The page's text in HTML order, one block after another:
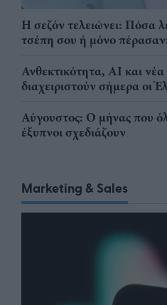
Η σεζόν τελειώνει: Πόσα
τσέπη σου ή μόνο
Ανθεκτικότητα, AI και
διαχειριστούν σήμερα οι
Αύγουστος: Ο μήνας που
έξυπνοι σχεδιάζουν
Marketing & Sales